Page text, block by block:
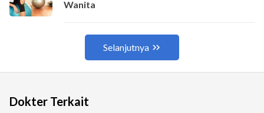
Dokter Terkait